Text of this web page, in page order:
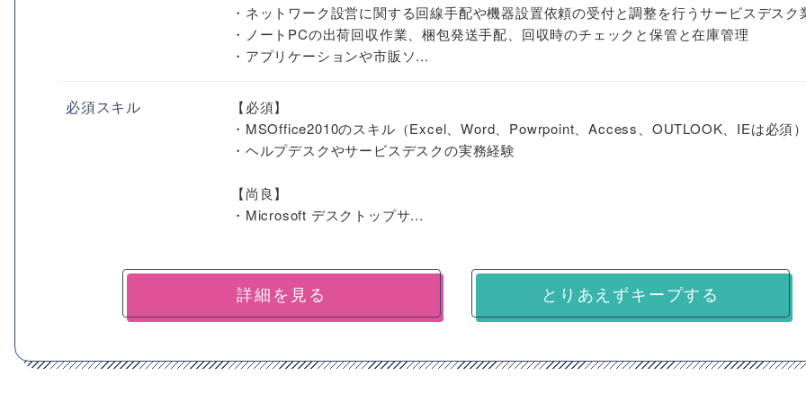
・ネットワーク設営に関する回線手配や機器設置依頼の受付と調整を行うサービスデスク
・ノートPCの出荷回収作業、梱包発送手配、回収時のチェックと保管と在庫管理
・アプリケーションや市販ソ...
必須スキル
【必須】
・MSOffice2010のスキル（Excel、Word、Powrpoint、Access、OUTLOOK、IEは必須
・ヘルプデスクやサービスデスクの実務経験
【尚良】
・Microsoft デスクトップサ...
詳細を見る とりあえずキープする